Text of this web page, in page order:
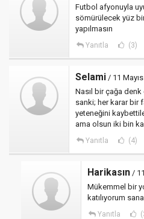
Futbol afyonuyla
sömürülecek yüz
yapılmasın
Yanıtla (3)
Selami / 11
Nasıl bir çağa
sanki; her karar bir
yeteneğini
ama olsun iki bin
Yanıtla (4)
Harikasın /
Mükemmel bir
katılıyorum
Yanıtla